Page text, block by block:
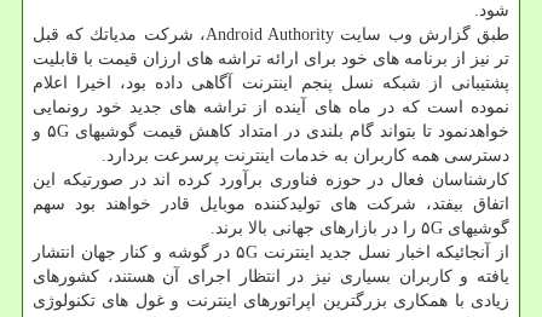
شود.
طبق گزارش وب سایت Android Authority، شركت مدیاتك كه قبل
تر نیز از برنامه های خود برای ارائه تراشه های ارزان قیمت با قابلیت
پشتیبانی از شبكه نسل پنجم اینترنت آگاهی داده بود، اخیرا اعلام
نموده است كه در ماه های آینده از تراشه های جدید خود رونمایی
خواهدنمود تا بتواند گام بلندی در امتداد كاهش قیمت گوشیهای ۵G و
دسترسی همه كاربران به خدمات اینترنت پرسرعت بردارد.
كارشناسان فعال در حوزه فناوری برآورد كرده اند در صورتیكه این
اتفاق بیفتد، شركت های تولیدكننده موبایل قادر خواهند بود سهم
گوشیهای ۵G را در بازارهای جهانی بالا برند.
از آنجائیكه اخبار نسل جدید اینترنت ۵G در گوشه و كنار جهان انتشار
یافته و كاربران بسیاری نیز در انتظار اجرای آن هستند، كشورهای
زیادی با همكاری بزرگترین اپراتورهای اینترنت و غول های تكنولوژی